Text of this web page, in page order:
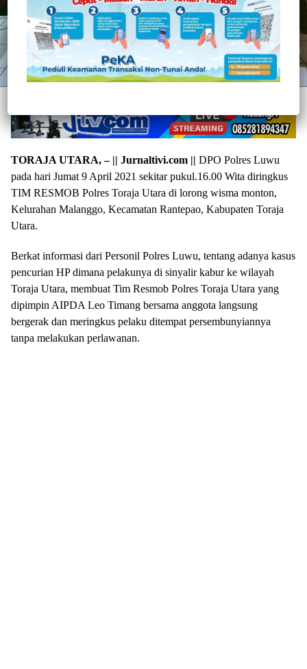
TORAJA UTARA, – || Jurnaltivi.com || DPO Polres Luwu
pada hari Jumat 9 April 2021 sekitar pukul.16.00 Wita diringkus
TIM RESMOB Polres Toraja Utara di lorong wisma monton,
Kelurahan Malanggo, Kecamatan Rantepao, Kabupaten Toraja
Utara.
Berkat informasi dari Personil Polres Luwu, tentang adanya kasus
pencurian HP dimana pelakunya di sinyalir kabur ke wilayah
Toraja Utara, membuat Tim Resmob Polres Toraja Utara yang
dipimpin AIPDA Leo Timang bersama anggota langsung
bergerak dan meringkus pelaku ditempat persembunyiannya
tanpa melakukan perlawanan.